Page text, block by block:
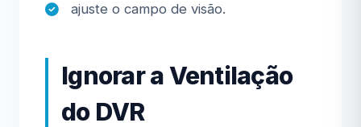
ajuste o campo de visão.
Ignorar a Ventilação
do DVR